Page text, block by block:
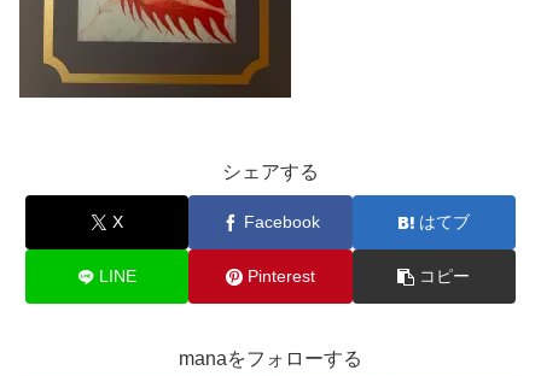
シェアする
X Facebook はてブ
LINE Pinterest コピー
manaをフォローする